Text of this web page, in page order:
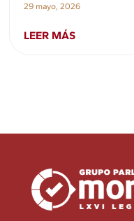
29 mayo, 2026
LEER MÁS